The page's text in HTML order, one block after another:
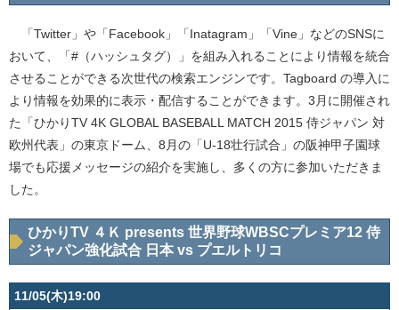
「Twitter」や「Facebook」「Inatagram」「Vine」などのSNSに
おいて、「#（ハッシュタグ）」を組み入れることにより情報を統合
させることができる次世代の検索エンジンです。Tagboard の導入に
より情報を効果的に表示・配信することができます。3月に開催され
た「ひかりTV 4K GLOBAL BASEBALL MATCH 2015 侍ジャパン 対
欧州代表」の東京ドーム、8月の「U-18壮行試合」の阪神甲子園球
場でも応援メッセージの紹介を実施し、多くの方に参加いただきま
した。
ひかりTV ４Ｋ presents 世界野球WBSCプレミア12 侍
ジャパン強化試合 日本 vs プエルトリコ
11/05(木)19:00